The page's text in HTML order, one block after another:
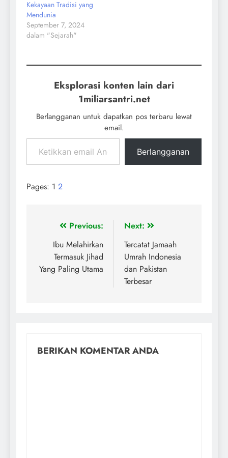
Kekayaan Tradisi yang
Mendunia
September 7, 2024
dalam "Sejarah"
Eksplorasi konten lain dari
1miliarsantri.net
Berlangganan untuk dapatkan pos terbaru lewat
email.
Berlangganan
Pages: 1 2
Previous:
Ibu Melahirkan
Termasuk Jihad
Yang Paling Utama
Next:
Tercatat Jamaah
Umrah Indonesia
dan Pakistan
Terbesar
BERIKAN KOMENTAR ANDA